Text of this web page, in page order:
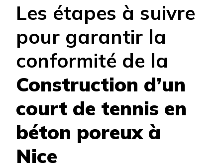
Les étapes à suivre
pour garantir la
conformité de la
Construction d’un
court de tennis en
béton poreux à
Nice